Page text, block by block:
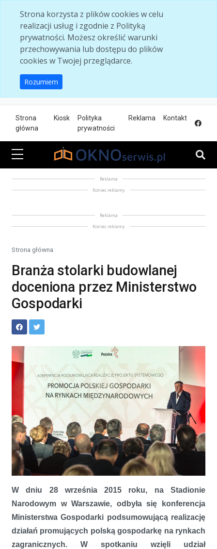
Strona korzysta z plików cookies w celu
realizacji usług i zgodnie z Polityką
prywatności. Możesz określić warunki
przechowywania lub dostępu do plików
cookies w Twojej przeglądarce.
Rozumiem
Strona
główna
Kiosk
Polityka
prywatności
Reklama Kontakt
Reklama
Koniec reklamy
Reklama
Koniec reklamy
Strona główna
Branża stolarki budowlanej
doceniona przez Ministerstwo
Gospodarki
Gospodarki
W dniu 28 września 2015 roku, na Stadionie
Narodowym w Warszawie, odbyła się konferencja
Ministerstwa Gospodarki podsumowującą realizację
działań promujących polską gospodarkę na rynkach
zagranicznych. W spotkaniu wzięli udział